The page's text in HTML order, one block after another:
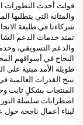
فولت أحدث التطورات
والمتانة التي يتطلبها
شركاءنا في طليعة
تمتد خدمات الدعم
والدعم التسويقي،
النجاح في أسواقهم
طويلة الأمد مبنية على
تتيح القدرات العالمية
المنتجات بشكلٍ ثابت
اضطرابات سلسلة
لبناء أعمال ناجحة حول